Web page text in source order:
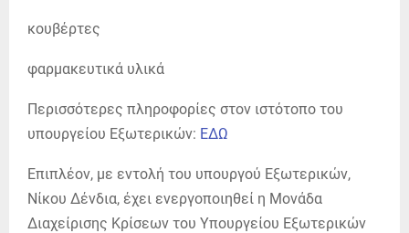
κουβέρτες
φαρμακευτικά υλικά
Περισσότερες πληροφορίες στον ιστότοπο του
υπουργείου Εξωτερικών: ΕΔΩ
Επιπλέον, με εντολή του υπουργού Εξωτερικών,
Νίκου Δένδια, έχει ενεργοποιηθεί η Μονάδα
Διαχείρισης Κρίσεων του Υπουργείου Εξωτερικών